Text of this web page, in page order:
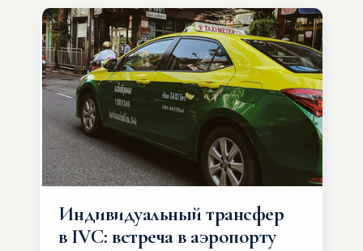
Индивидуальный трансфер
в IVC: встреча в аэропорту